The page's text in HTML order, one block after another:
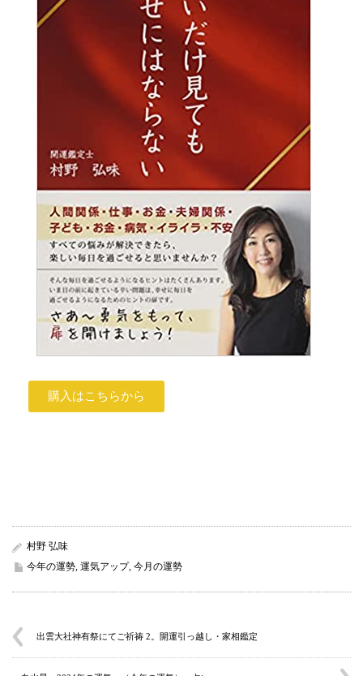
購入はこちらから
村野 弘味
今年の運勢, 運気アップ, 今月の運勢
出雲大社神有祭にてご祈祷 2。開運引っ越し・家相鑑定